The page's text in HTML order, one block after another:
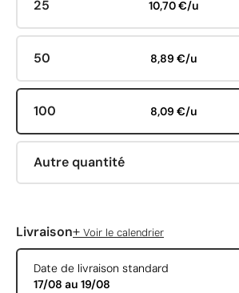
25 10,70 €/u
50 8,89 €/u
100 8,09 €/u
Autre quantité
Livraison+ Voir le calendrier
Date de livraison standard
17/08 au 19/08